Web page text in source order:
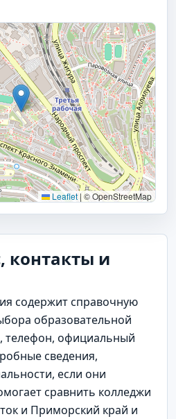
Leaflet| © OpenStreetMap
контакты и
содержит справочную
образовательной
телефон, официальный
сведения,
если они
сравнить колледжи
и Приморский край и